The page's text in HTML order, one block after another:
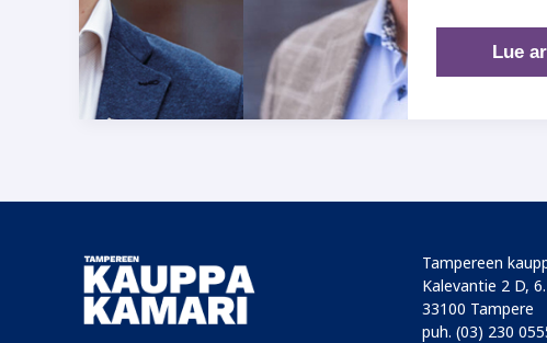
EU:n
Lue
Tampereen
Kalevantie 2 D,
33100 Tampere
puh. (03) 230